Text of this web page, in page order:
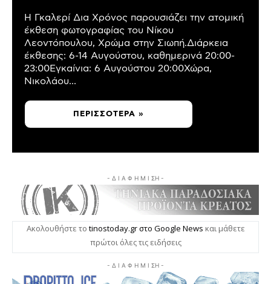
Η Γκαλερί Δια Χρόνος παρουσιάζει την ατομική
έκθεση φωτογραφίας του Νίκου
Λεοντόπουλου, Χρώμα στην Σιωπή.Διάρκεια
έκθεσης: 6-14 Αυγούστου, καθημερινά 20:00-
23:00Εγκαίνια: 6 Αυγούστου 20:00Χώρα,
Νικολάου...
ΠΕΡΙΣΣΌΤΕΡΑ »
- Δ Ι Α Φ Η Μ Ι ΣΗ -
Ακολουθήστε το tinostoday.gr στο Google News και μάθετε
πρώτοι όλες τις ειδήσεις
- Δ Ι Α Φ Η Μ Ι ΣΗ -